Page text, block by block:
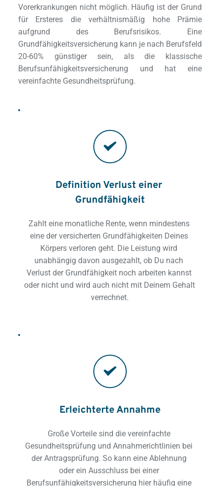
Vorerkrankungen nicht möglich. Häufig ist der Grund
für Ersteres die verhältnismäßig hohe Prämie
aufgrund des Berufsrisikos. Eine
Grundfähigkeitsversicherung kann je nach Berufsfeld
20-60% günstiger sein, als die klassische
Berufsunfähigkeitsversicherung und hat eine
vereinfachte Gesundheitsprüfung.
Definition Verlust einer
Grundfähigkeit
Zahlt eine monatliche Rente, wenn mindestens
eine der versicherten Grundfähigkeiten Deines
Körpers verloren geht. Die Leistung wird
unabhängig davon ausgezahlt, ob Du nach
Verlust der Grundfähigkeit noch arbeiten kannst
oder nicht und wird auch nicht mit Deinem Gehalt
verrechnet.
Erleichterte Annahme
Große Vorteile sind die vereinfachte
Gesundheitsprüfung und Annahmerichtlinien bei
der Antragsprüfung. So kann eine Ablehnung
oder ein Ausschluss bei einer
Berufsunfähigkeitsversicherung hier häufig eine